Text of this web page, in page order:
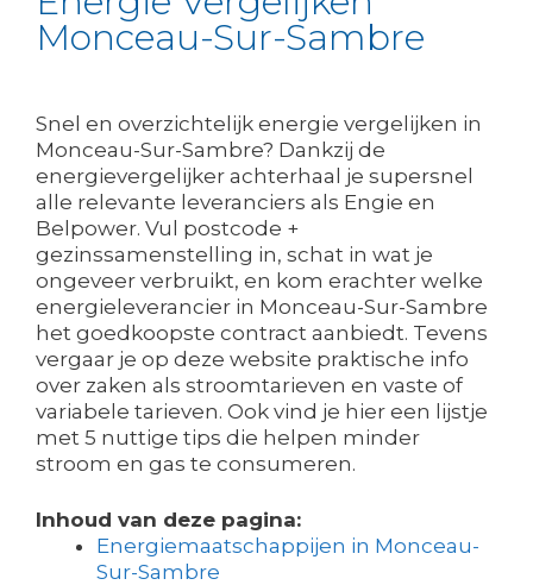
Monceau-Sur-Sambre
Snel en overzichtelijk energie vergelijken in
Monceau-Sur-Sambre? Dankzij de
energievergelijker achterhaal je supersnel
alle relevante leveranciers als Engie en
Belpower. Vul postcode +
gezinssamenstelling in, schat in wat je
ongeveer verbruikt, en kom erachter welke
energieleverancier in Monceau-Sur-Sambre
het goedkoopste contract aanbiedt. Tevens
vergaar je op deze website praktische info
over zaken als stroomtarieven en vaste of
variabele tarieven. Ook vind je hier een lijstje
met 5 nuttige tips die helpen minder
stroom en gas te consumeren.
Inhoud van deze pagina:
Energiemaatschappijen in Monceau-
Sur-Sambre